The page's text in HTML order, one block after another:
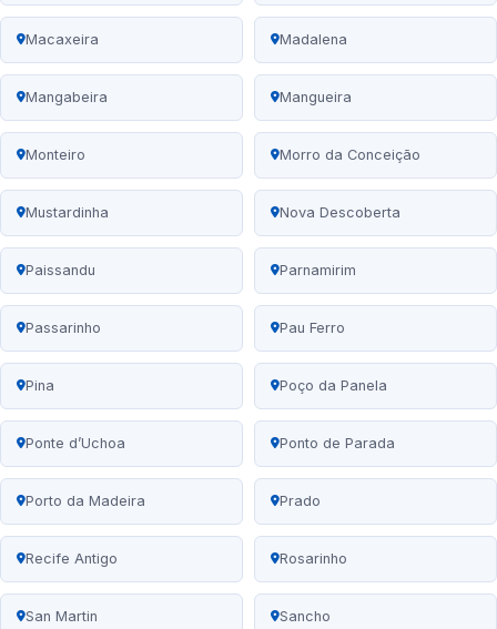
Macaxeira Madalena
Mangabeira Mangueira
Monteiro Morro da Conceição
Mustardinha Nova Descoberta
Paissandu Parnamirim
Passarinho Pau Ferro
Pina Poço da Panela
Ponte d’Uchoa Ponto de Parada
Porto da Madeira Prado
Recife Antigo Rosarinho
San Martin Sancho